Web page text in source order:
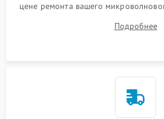
цене ремонта вашего
Подробнее